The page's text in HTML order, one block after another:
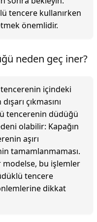
tencere kullanırken
önemlidir.
neden geç iner?
içindeki
çıkmasını
tencerenin düdüğü
olabilir: Kapağın
aşırı
tamamlanmaması.
bu işlemler
tencere
dikkat